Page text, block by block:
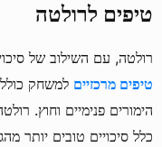
טיפים לרולטה
רולטה, עם השילוב של
טיפים מרכזיים למשחק
הימורים פנימיים וחוץ.
כלל סיכויים טובים יותר